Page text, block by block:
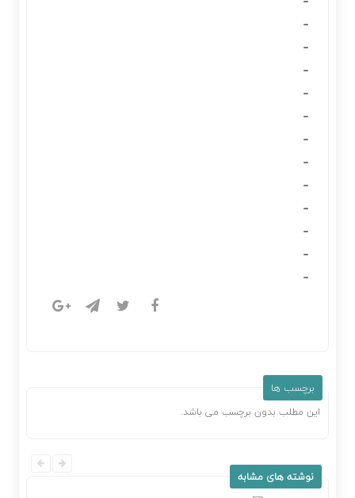
برچسب ها
این مطلب بدون برچسب می باشد.
نوشته های مشابه